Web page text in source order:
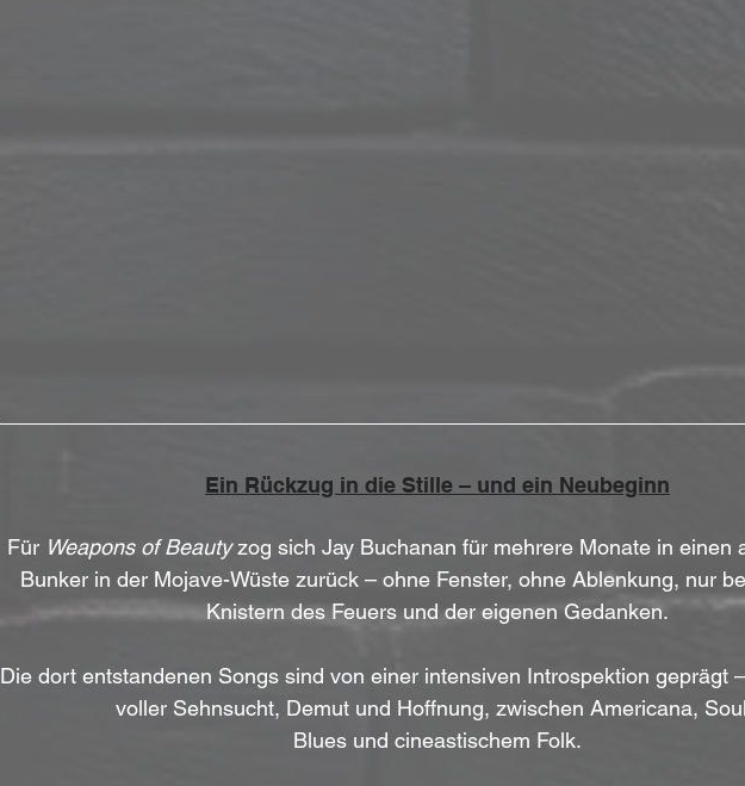
Ein Rückzug in die Stille – und ein Neubeginn
Für Weapons of Beauty zog sich Jay Buchanan für mehrere Monate in einen
Bunker in der Mojave-Wüste zurück – ohne Fenster, ohne Ablenkung, nur
Knistern des Feuers und der eigenen Gedanken.
Die dort entstandenen Songs sind von einer intensiven Introspektion geprägt
voller Sehnsucht, Demut und Hoffnung, zwischen Americana,
Blues und cineastischem Folk.